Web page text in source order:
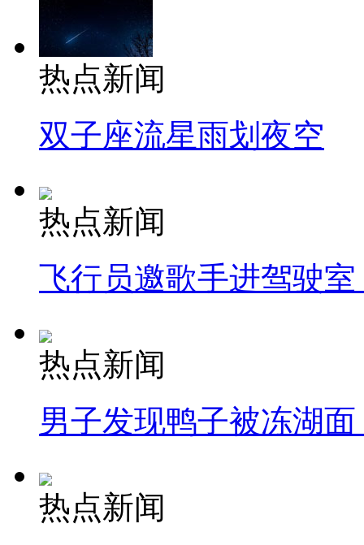
热点新闻
双子座流星雨划夜空
热点新闻
飞行员邀歌手进驾驶
热点新闻
男子发现鸭子被冻湖
热点新闻